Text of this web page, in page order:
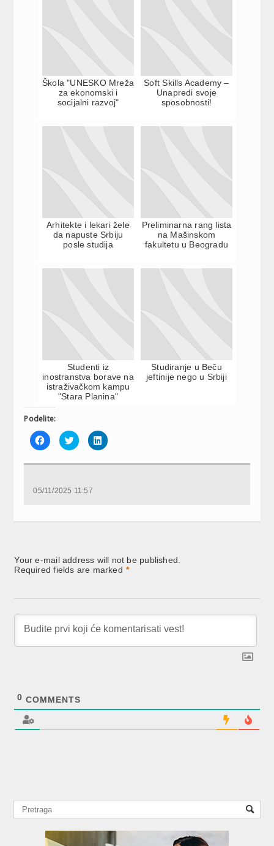
Škola "UNESKO Mreža
za ekonomski i
socijalni razvoj"
Soft Skills Academy –
Unapredi svoje
sposobnosti!
Arhitekte i lekari žele
da napuste Srbiju
posle studija
Preliminarna rang lista
na Mašinskom
fakultetu u Beogradu
Studenti iz
inostranstva borave na
istraživačkom kampu
"Stara Planina"
Studiranje u Beču
jeftinije nego u Srbiji
Podelite:
Click
to
share
Facebook
new
Click
to
share
Twitter
new
Click
to
LinkedIn
05/11/2025 11:57
Your e-mail address will not be published.
Required fields are marked *
0 COMMENTS